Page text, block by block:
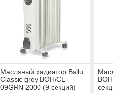
Масляный радиатор Ballu
Classic grey BOH/CL-
09GRN 2000 (9 секций)